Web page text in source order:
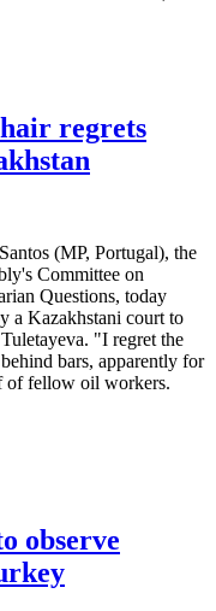
regrets
(MP, Portugal), the
Committee on
Questions, today
a Kazakhstani court to
"I regret the
bars, apparently for
of fellow oil workers.
observe